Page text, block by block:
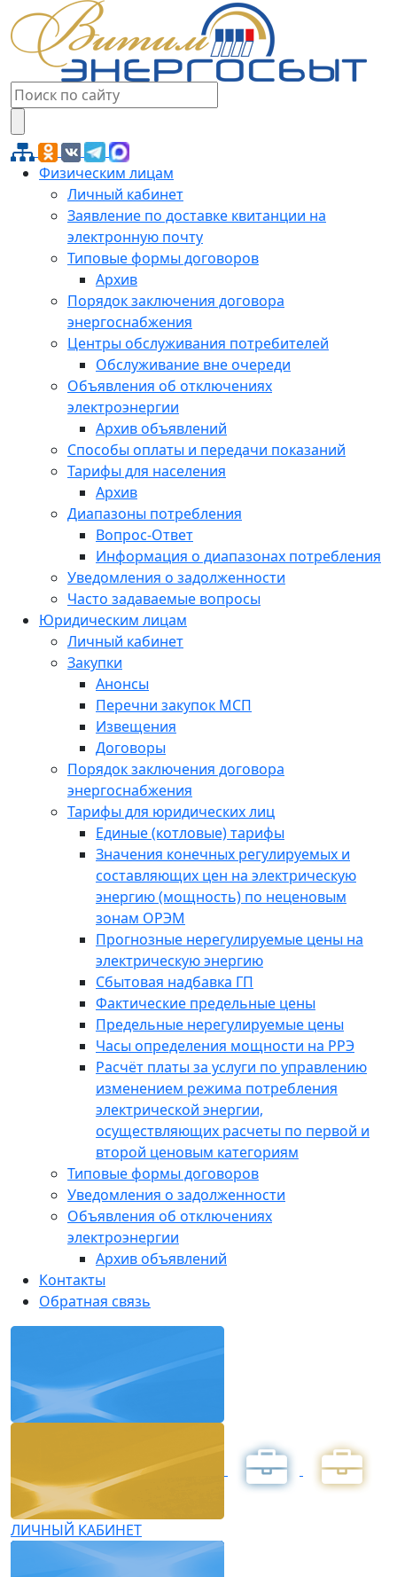
Физическим лицам
Личный кабинет
Заявление по доставке квитанции на
электронную почту
Типовые формы договоров
Архив
Порядок заключения договора
энергоснабжения
Центры обслуживания потребителей
Обслуживание вне очереди
Объявления об отключениях
электроэнергии
Архив объявлений
Способы оплаты и передачи показаний
Тарифы для населения
Архив
Диапазоны потребления
Вопрос-Ответ
Информация о диапазонах потребления
Уведомления о задолженности
Часто задаваемые вопросы
Юридическим лицам
Личный кабинет
Закупки
Анонсы
Перечни закупок МСП
Извещения
Договоры
Порядок заключения договора
энергоснабжения
Тарифы для юридических лиц
Единые (котловые) тарифы
Значения конечных регулируемых и
составляющих цен на электрическую
энергию (мощность) по неценовым
зонам ОРЭМ
Прогнозные нерегулируемые цены на
электрическую энергию
Сбытовая надбавка ГП
Фактические предельные цены
Предельные нерегулируемые цены
Часы определения мощности на РРЭ
Расчёт платы за услуги по управлению
изменением режима потребления
электрической энергии,
осуществляющих расчеты по первой и
второй ценовым категориям
Типовые формы договоров
Уведомления о задолженности
Объявления об отключениях
электроэнергии
Архив объявлений
Контакты
Обратная связь
ЛИЧНЫЙ КАБИНЕТ